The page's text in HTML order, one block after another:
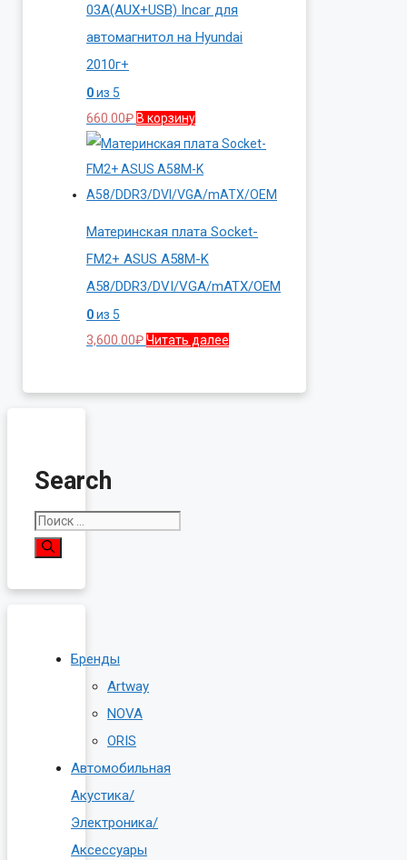
03A(AUX+USB) Incar для
автомагнитол на Hyundai
2010г+
0из 5
660.00₽ В корзину
Материнская плата Socket-
FM2+ ASUS A58M-K
A58/DDR3/DVI/VGA/mATX/OEM
0из 5
3,600.00₽Читать далее
Search
Поиск:
Бренды
Artway
NOVA
ORIS
Автомобильная
Акустика/
Электроника/
Аксессуары